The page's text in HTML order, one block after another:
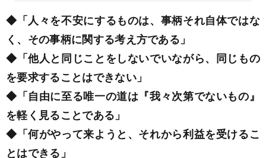
◆「人々を不安にするものは、事柄それ自体ではな
く、その事柄に関する考え方である」
◆「他人と同じことをしないでいながら、同じもの
を要求することはできない」
◆「自由に至る唯一の道は『我々次第でないもの』
を軽く見ることである」
◆「何がやって来ようと、それから利益を受けるこ
とはできる」